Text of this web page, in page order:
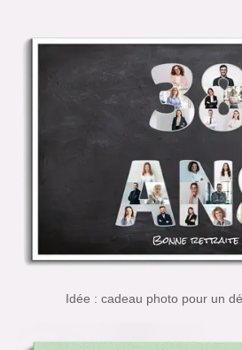
Idée : cadeau photo pour un